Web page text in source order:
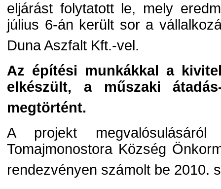
eljárást folytatott le, mely
július 6-án került sor a
Duna Aszfalt Kft.-vel.
Az építési munkákkal a
elkészült, a műszaki átadás-
megtörtént.
A projekt megvalósulásáról
Tomajmonostora Község
rendezvényen számolt be 2010.